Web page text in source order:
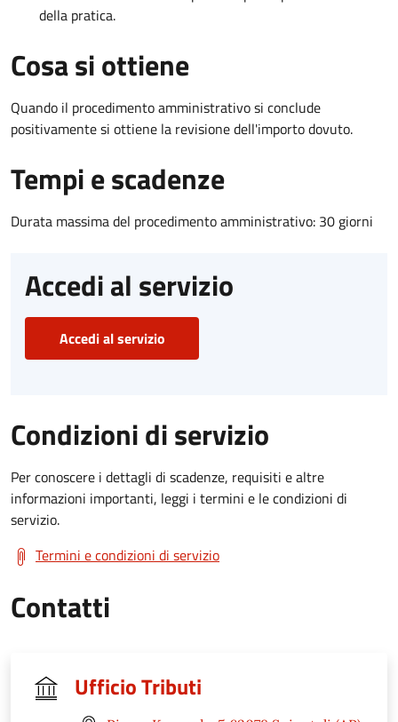
della pratica.
Cosa si ottiene
Quando il procedimento amministrativo si conclude
positivamente si ottiene la revisione dell'importo dovuto.
Tempi e scadenze
Durata massima del procedimento amministrativo: 30 giorni
Accedi al servizio
Accedi al servizio
Condizioni di servizio
Per conoscere i dettagli di scadenze, requisiti e altre
informazioni importanti, leggi i termini e le condizioni di
servizio.
Termini e condizioni di servizio
Contatti
Ufficio Tributi